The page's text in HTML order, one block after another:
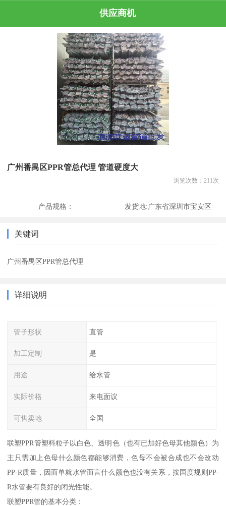
供应商机
广州番禺区PPR管总代理 管道硬度大
浏览次数： 211 次
产品规格： 发货地:广东省深圳市宝安区
关键词
广州番禺区PPR管总代理
详细说明
管子形状 直管
加工定制 是
用途 给水管
实际价格 来电面议
可售卖地 全国
联塑PPR管塑料粒子以白色、透明色（也有已加好色母其他颜色）为
主只需加上色母什么颜色都能够消费，色母不会被合成也不会改动
PP-R质量，因而单就水管而言什么颜色也没有关系，按国度规则PP-
R水管要有良好的闭光性能。
联塑PPR管的基本分类：